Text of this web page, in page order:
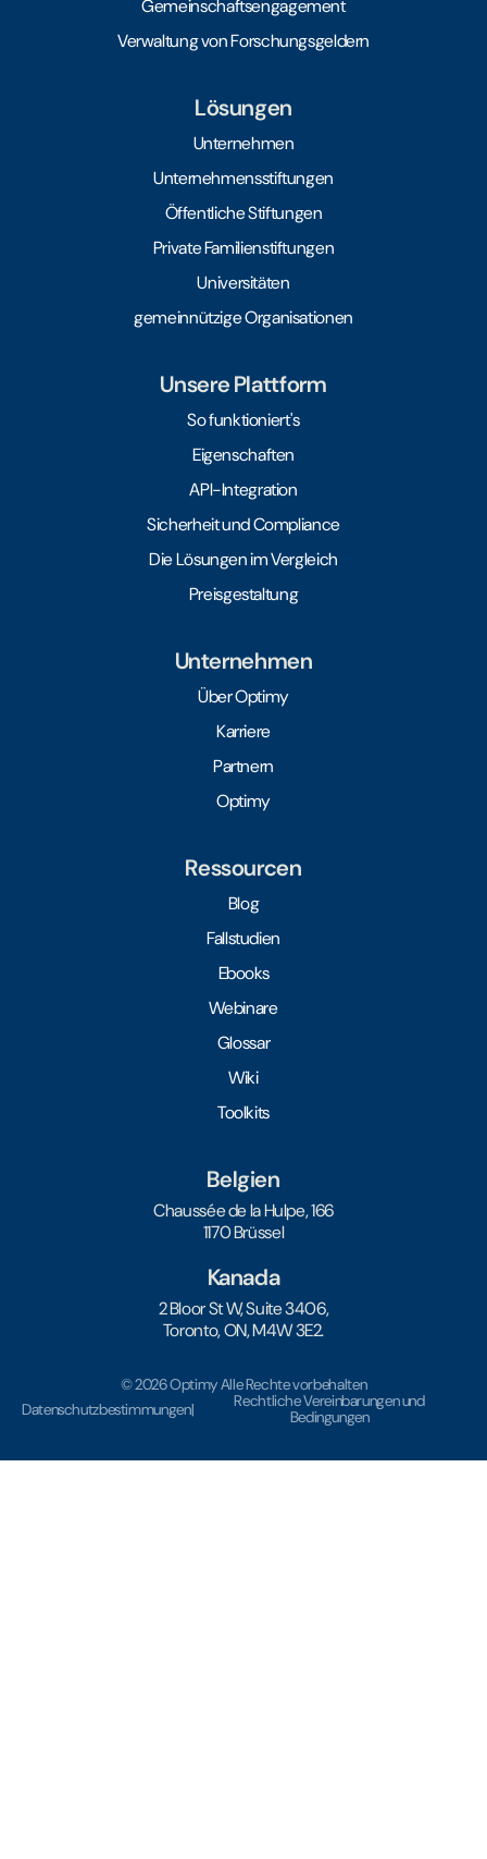
Gemeinschaftsengagement
Verwaltung von Forschungsgeldern
Lösungen
Unternehmen
Unternehmensstiftungen
Öffentliche Stiftungen
Private Familienstiftungen
Universitäten
gemeinnützige Organisationen
Unsere Plattform
So funktioniert's
Eigenschaften
API-Integration
Sicherheit und Compliance
Die Lösungen im Vergleich
Preisgestaltung
Unternehmen
Über Optimy
Karriere
Partnern
Optimy
Ressourcen
Blog
Fallstudien
Ebooks
Webinare
Glossar
Wiki
Toolkits
Belgien
Chaussée de la Hulpe, 166
1170 Brüssel
Kanada
2 Bloor St W, Suite 3406,
Toronto, ON, M4W 3E2.
© 2026 Optimy Alle Rechte vorbehalten
Datenschutzbestimmungen|
Rechtliche Vereinbarungen und
Bedingungen